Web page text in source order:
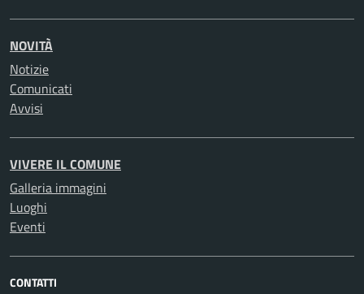
NOVITÀ
Notizie
Comunicati
Avvisi
VIVERE IL COMUNE
Galleria immagini
Luoghi
Eventi
CONTATTI